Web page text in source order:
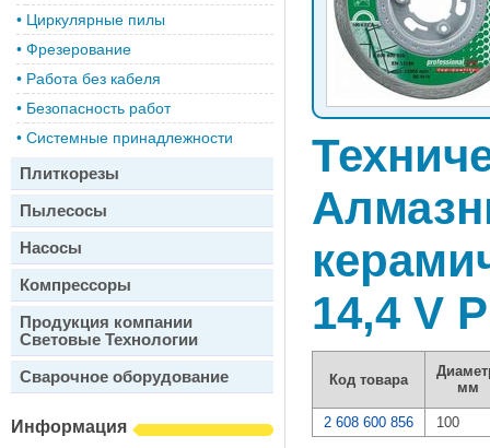
• Циркулярные пилы
• Фрезерование
• Работа без кабеля
• Безопасность работ
• Системные принадлежности
Плиткорезы
Пылесосы
Насосы
Компрессоры
Продукция компании
Световые Технологии
Сварочное оборудование
Информация
14,4 V
Код товара
мм
2 608 600 856 100